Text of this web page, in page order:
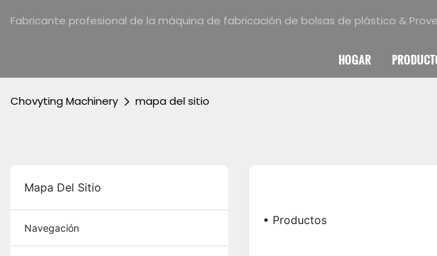
Fabricante profesional de la máquina de fabricación de bolsas de plástico &
HOGAR
Chovyting Machinery mapa del sitio
Mapa Del Sitio
Navegación
• Productos